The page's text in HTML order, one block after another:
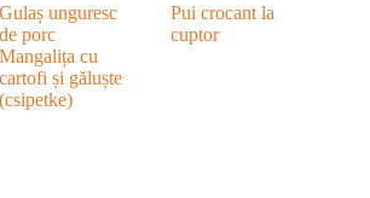
Gulaș unguresc
de porc
Mangalița cu
cartofi și găluște
(csipetke)
Pui crocant la
cuptor